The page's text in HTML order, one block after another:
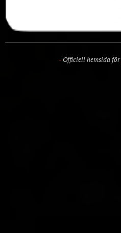
-Officiell hemsida för